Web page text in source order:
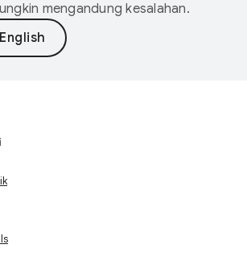
mengandung kesalahan.